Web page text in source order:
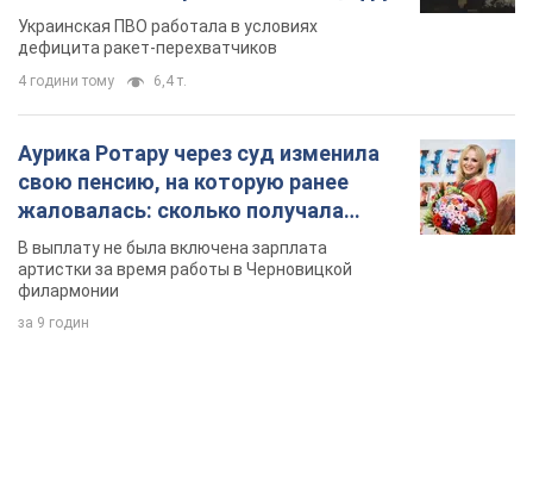
Украинская ПВО работала в условиях
дефицита ракет-перехватчиков
4 години тому 6,4 т.
Аурика Ротару через суд изменила
свою пенсию, на которую ранее
жаловалась: сколько получала
певица
В выплату не была включена зарплата
артистки за время работы в Черновицкой
филармонии
за 9 годин